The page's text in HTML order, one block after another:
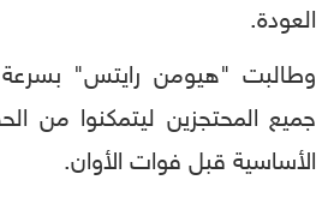
العودة.
وطالبت "هيومن رايتس" بسرعة
جميع المحتجزين ليتمكنوا من
الأساسية قبل فوات الأوان.